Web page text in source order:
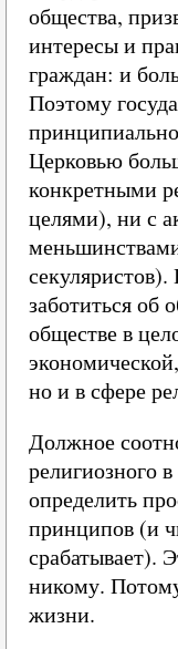
общества,
интересы и
граждан: и
Поэтому
Церковью
конкретными
целями), ни с
заботиться об
обществе в
но и в сфере
Должное
религиозного
определить
принципов (и
срабатывает).
никому.
жизни.